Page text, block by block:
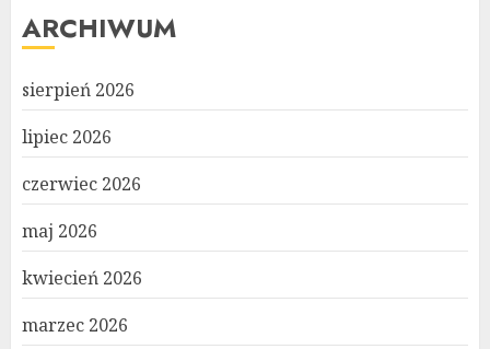
ARCHIWUM
sierpień 2026
lipiec 2026
czerwiec 2026
maj 2026
kwiecień 2026
marzec 2026